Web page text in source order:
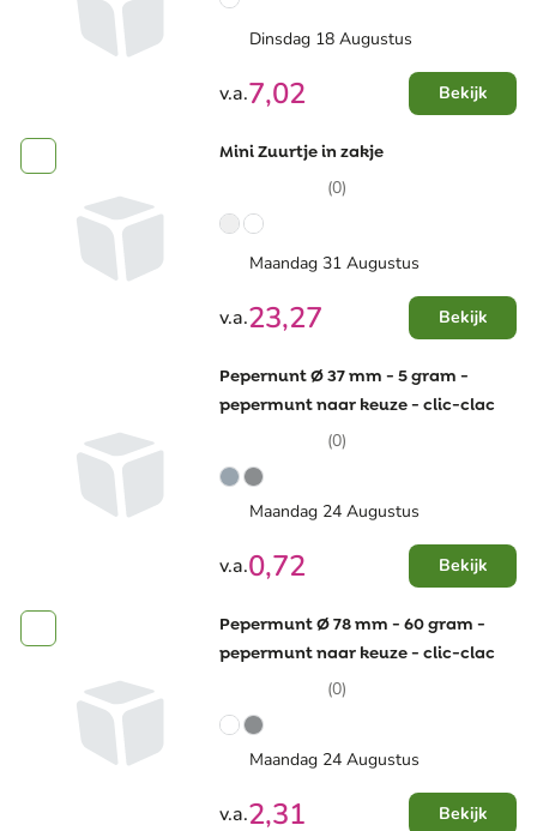
Dinsdag 18 Augustus
v.a.7,02 Bekijk
Mini Zuurtje in zakje
(0)
Maandag 31 Augustus
v.a.23,27 Bekijk
Pepernunt Ø 37 mm - 5 gram -
pepermunt naar keuze - clic-clac
(0)
Maandag 24 Augustus
v.a.0,72 Bekijk
Pepermunt Ø 78 mm - 60 gram -
pepermunt naar keuze - clic-clac
(0)
Maandag 24 Augustus
v.a.2,31 Bekijk